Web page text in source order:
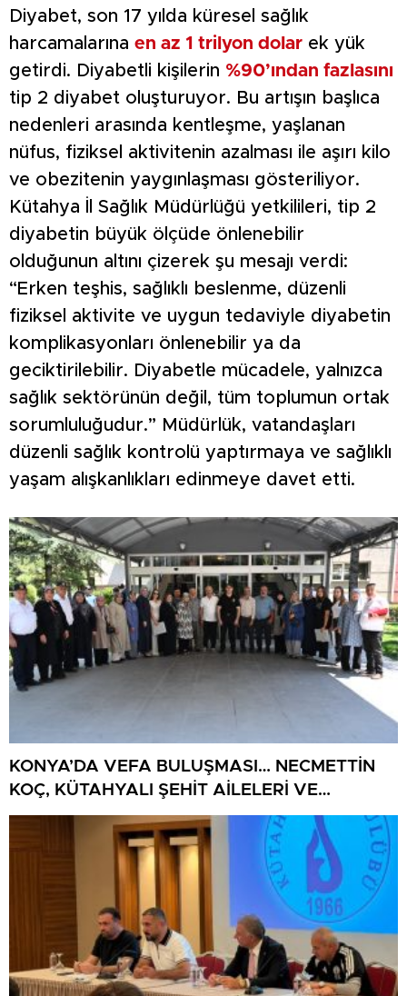
Diyabet, son 17 yılda küresel sağlık
harcamalarına en az 1 trilyon dolar ek yük
getirdi. Diyabetli kişilerin %90’ından fazlasını
tip 2 diyabet oluşturuyor. Bu artışın başlıca
nedenleri arasında kentleşme, yaşlanan
nüfus, fiziksel aktivitenin azalması ile aşırı kilo
ve obezitenin yaygınlaşması gösteriliyor.
Kütahya İl Sağlık Müdürlüğü yetkilileri, tip 2
diyabetin büyük ölçüde önlenebilir
olduğunun altını çizerek şu mesajı verdi:
“Erken teşhis, sağlıklı beslenme, düzenli
fiziksel aktivite ve uygun tedaviyle diyabetin
komplikasyonları önlenebilir ya da
geciktirilebilir. Diyabetle mücadele, yalnızca
sağlık sektörünün değil, tüm toplumun ortak
sorumluluğudur.” Müdürlük, vatandaşları
düzenli sağlık kontrolü yaptırmaya ve sağlıklı
yaşam alışkanlıkları edinmeye davet etti.
KONYA’DA VEFA BULUŞMASI… NECMETTİN
KOÇ, KÜTAHYALI ŞEHİT AİLELERİ VE
GAZİLERİ AĞIRLADI